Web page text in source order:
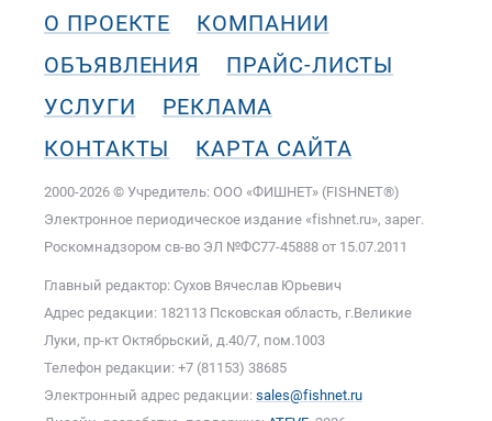
О ПРОЕКТЕ
КОМПАНИИ
ОБЪЯВЛЕНИЯ
ПРАЙС-ЛИСТЫ
УСЛУГИ
РЕКЛАМА
КОНТАКТЫ
КАРТА САЙТА
2000-2026 © Учредитель: ООО «ФИШНЕТ» (FISHNET®)
Электронное периодическое издание «fishnet.ru», зарег.
Роскомнадзором cв-во ЭЛ №ФС77-45888 от 15.07.2011
Главный редактор: Сухов Вячеслав Юрьевич
Адрес редакции: 182113 Псковская область, г.Великие
Луки, пр-кт Октябрьский, д.40/7, пом.1003
Телефон редакции: +7 (81153) 38685
Электронный адрес редакции: sales@fishnet.ru